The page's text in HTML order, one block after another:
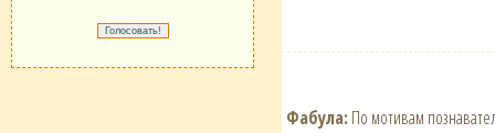
Фабула: По мотивам